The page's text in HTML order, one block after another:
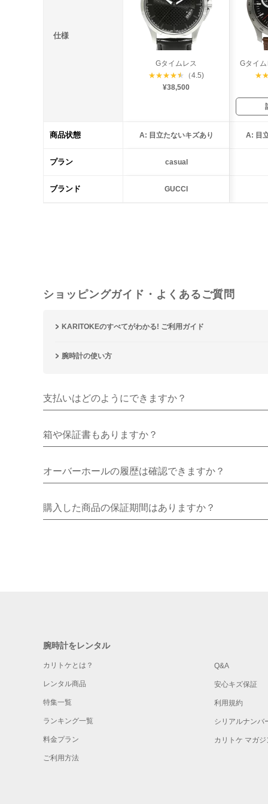
仕様
Gタイムレス
★★★★★
（4.5)
¥38,500
Gタイ
★
商品状態 A: 目立たないキズあり A: 目
プラン casual
ブランド GUCCI
ショッピングガイド・よくあるご質問
KARITOKEのすべてがわかる! ご利用ガイド
腕時計の使い方
支払いはどのようにできますか？
箱や保証書もありますか？
オーバーホールの履歴は確認できますか？
購入した商品の保証期間はありますか？
腕時計をレンタル
カリトケとは？
レンタル商品
特集一覧
ランキング一覧
料金プラン
ご利用方法
Q&A
安心キズ保証
利用規約
シリアルナンバ
カリトケ マガジ